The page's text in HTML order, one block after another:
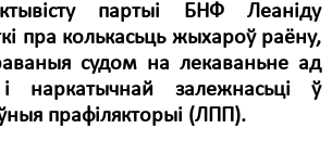
партыі БНФ Леаніду
пра колькасьць жыхароў раёну,
судом на лекаваньне ад
і наркатычнай залежнасьці ў
прафілякторыі (ЛПП).